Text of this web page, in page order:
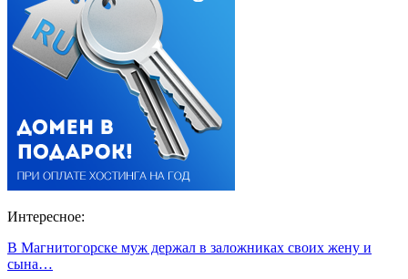
Интересное:
В Магнитогорске муж держал в заложниках своих жену и
сына…